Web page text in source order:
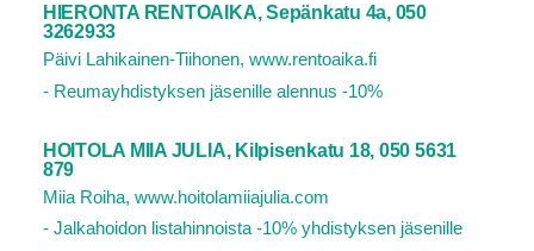
HIERONTA RENTOAIKA, Sepänkatu 4a, 050
3262933
Päivi Lahikainen-Tiihonen, www.rentoaika.fi
- Reumayhdistyksen jäsenille alennus -10%
HOITOLA MIIA JULIA, Kilpisenkatu 18, 050 5631
879
Miia Roiha, www.hoitolamiiajulia.com
- Jalkahoidon listahinnoista -10% yhdistyksen jäsenille